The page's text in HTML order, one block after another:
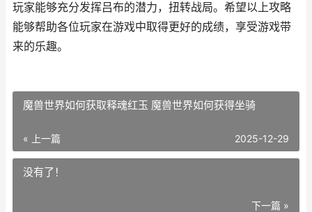
玩家能够充分发挥吕布的潜力，扭转战局。希望以上攻略
能够帮助各位玩家在游戏中取得更好的成绩，享受游戏带
来的乐趣。
魔兽世界如何获取释魂红玉 魔兽世界如何获得坐骑
« 上一篇 2025-12-29
没有了！
下一篇 »